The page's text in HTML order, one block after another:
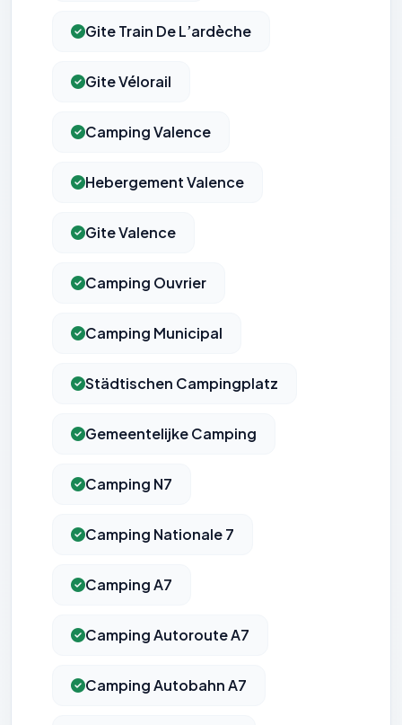
Gite Train De L’ardèche
Gite Vélorail
Camping Valence
Hebergement Valence
Gite Valence
Camping Ouvrier
Camping Municipal
Städtischen Campingplatz
Gemeentelijke Camping
Camping N7
Camping Nationale 7
Camping A7
Camping Autoroute A7
Camping Autobahn A7